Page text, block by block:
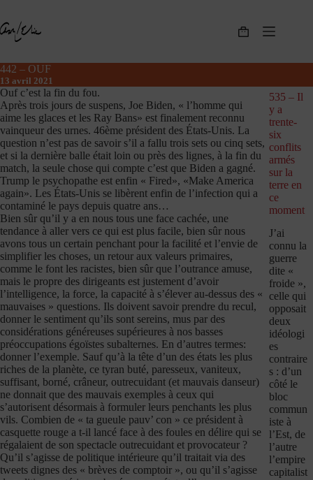
contenu
Panier
442 – OUF
13 avril 2021
Ouf c’est la fin du fou.
Après trois jours de suspens, Joe Biden, « l’homme qui
aime les glaces et les Ray Bans» est finalement reconnu
vainqueur des urnes. 46ème président des États-Unis. La
question n’est pas de savoir s’il a fallu trois sets ou cinq sets,
et si la dernière balle était loin ou près des lignes, à la fin du
match, la seule chose qui compte c’est que Biden a gagné.
Trump le psychopathe est enfin « Fired», «Make America
again». Les États-Unis se libèrent enfin de l’infection qui a
contaminé le pays depuis quatre ans…
Bien sûr qu’il y a en nous tous une face cachée, une
tendance à aller vers ce qui est plus facile, bien sûr nous
avons tous un certain penchant pour la facilité et l’envie de
simplifier les choses, un retour aux valeurs primaires,
comme le font les racistes, bien sûr que l’outrance amuse,
mais le propre des dirigeants est justement d’avoir
l’intelligence, la force, la capacité à s’élever au-dessus des «
mauvaises » questions. Ils doivent savoir prendre du recul,
donner le sentiment qu’ils sont sereins, mus par des
considérations généreuses supérieures à nos basses
préoccupations égoïstes subalternes. En d’autres termes:
donner l’exemple. Sauf qu’à la tête d’un des états les plus
riches de la planète, ce tyran buté, paresseux, vaniteux,
suffisant, borné, crâneur, outrecuidant (et mauvais danseur)
ne donnait que des mauvais exemples à ceux qui
s’autorisent désormais à formuler leurs penchants les plus
vils. Combien de « ta gueule pauv’ con » ce président à
casquette rouge a t-il lancé face à des foules en délire qui se
régalaient de son spectacle outrecuidant et provocateur ?
Qu’il s’agisse de politique intérieure qu’il traitait via des
tweets dignes des « brèves de comptoir », ou qu’il s’agisse
535 – Il
y a
trente-
six
conflits
armés
sur la
terre en
ce
moment
J’ai
connu la
guerre
dite «
froide »,
celle qui
opposait
deux
idéologi
es
contraire
s : d’un
côté le
bloc
commun
iste à
l’Est, de
l’autre
l’empire
capitalist